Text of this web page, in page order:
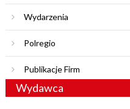
Wydarzenia
Polregio
Publikacje Firm
Wydawca